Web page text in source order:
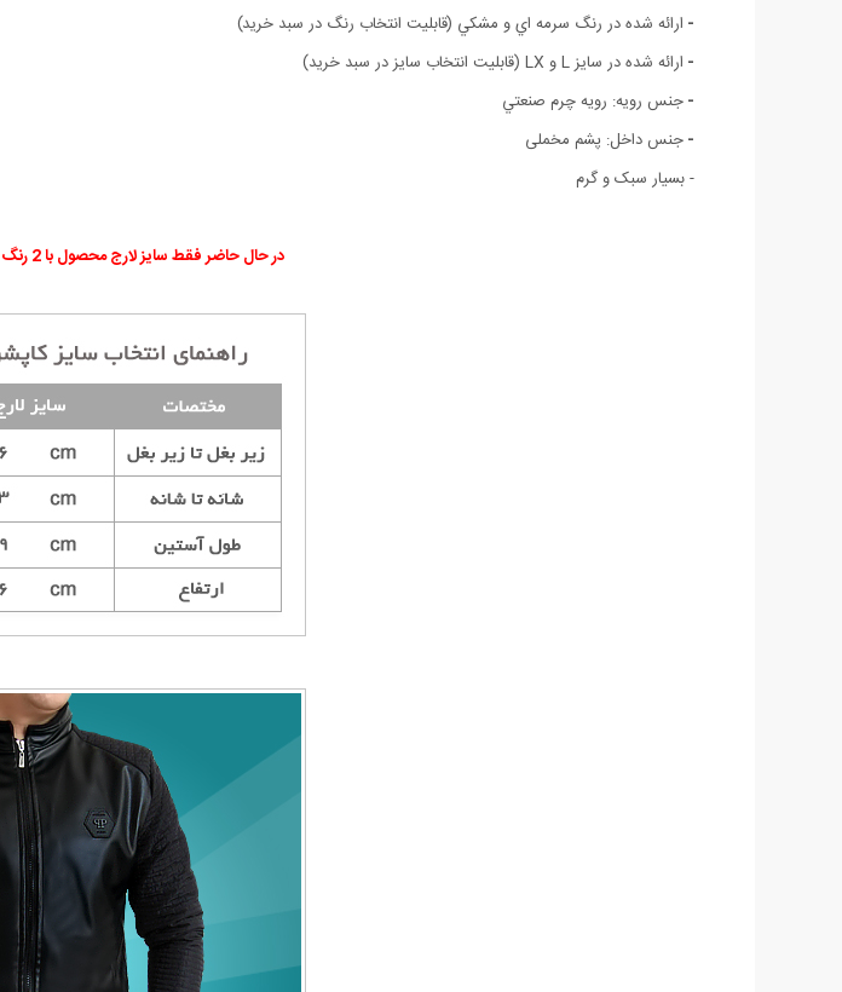
- ارائه شده در رنگ سرمه اي و مشکي (قابليت انتخاب رنگ در سبد خرید)
- ارائه شده در سایز L و LX (قابلیت انتخاب سایز در سبد خرید)
-جنس رویه: رويه چرم صنعتي
-جنس داخل: پشم مخملی
- بسیار سبک و گرم
در حال حاضر فقط سایز لارج محصول با 2 رنگ مشکی و سورمه ای موجود می باشد.